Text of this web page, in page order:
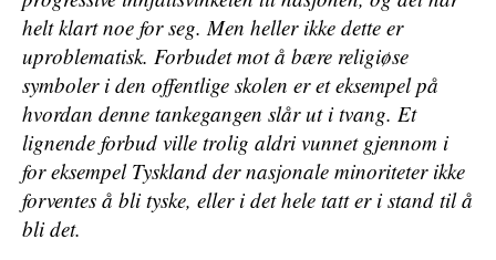
helt klart noe for seg. Men heller ikke dette er
uproblematisk. Forbudet mot å bære religiøse
symboler i den offentlige skolen er et eksempel på
hvordan denne tankegangen slår ut i tvang. Et
lignende forbud ville trolig aldri vunnet gjennom i
for eksempel Tyskland der nasjonale minoriteter ikke
forventes å bli tyske, eller i det hele tatt er i stand til å
bli det.